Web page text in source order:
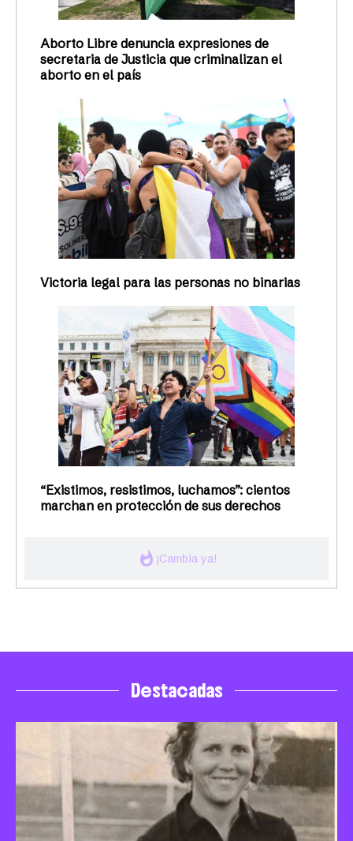
whatshot ¡Cambia ya!
Aborto Libre denuncia expresiones de
secretaria de Justicia que criminalizan el
aborto en el país
Victoria legal para las personas no binarias
“Existimos, resistimos, luchamos”: cientos
marchan en protección de sus derechos
Destacadas